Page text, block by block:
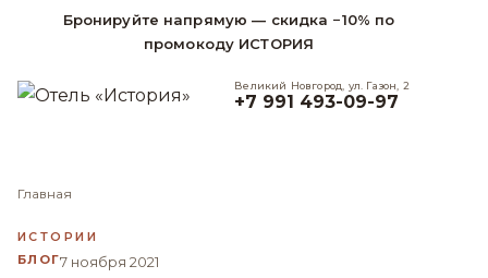
Бронируйте напрямую — скидка −10% по
промокоду ИСТОРИЯ
Великий Новгород, ул. Газон, 2
+7 991 493-09-97
Главная
ИСТОРИИ
БЛОГ7 ноября 2021